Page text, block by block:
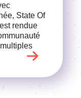
State Of
rendue